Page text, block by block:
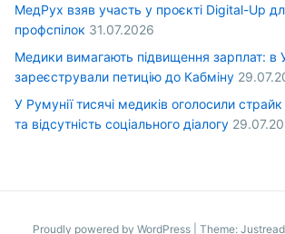
МедРух взяв участь у проєкті Digital-Up
профспілок 31.07.2026
Медики вимагають підвищення зарплат: в
зареєстрували петицію до Кабміну
У Румунії тисячі медиків оголосили
та відсутність соціального діалогу
Proudly powered by WordPress Theme: